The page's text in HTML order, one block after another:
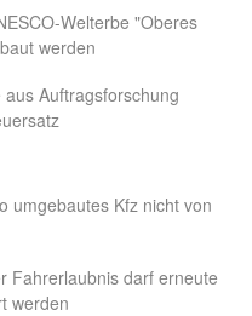
Welterbe "Oberes
werden
Auftragsforschung
umgebautes Kfz nicht von
Fahrerlaubnis darf erneute
werden